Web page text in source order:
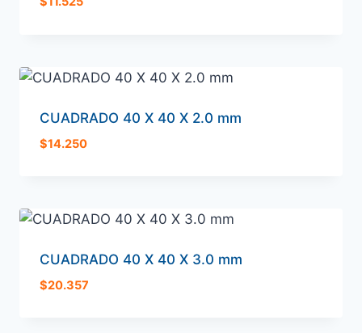
CUADRADO 40 X 40 X 2.0 mm
$14.250
CUADRADO 40 X 40 X 3.0 mm
$20.357